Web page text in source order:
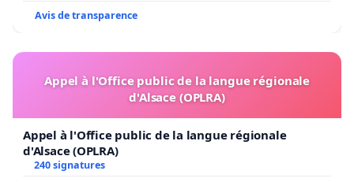
Avis de transparence
Appel à l'Office public de la langue régionale
d'Alsace (OPLRA)
Appel à l'Office public de la langue régionale
d'Alsace (OPLRA)
240 signatures